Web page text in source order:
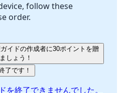
キャンセル
follow these
order.
しょう！
了です！
を終了できませんでした。